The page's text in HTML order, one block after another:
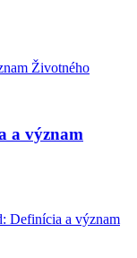
a význam
Definícia a význam